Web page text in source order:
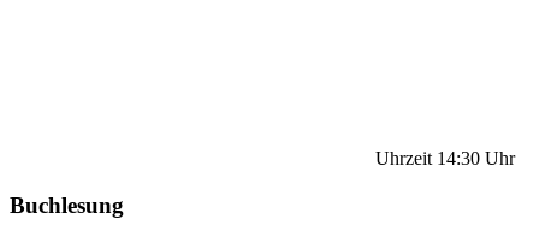
Uhrzeit 14:30 Uhr
Buchlesung